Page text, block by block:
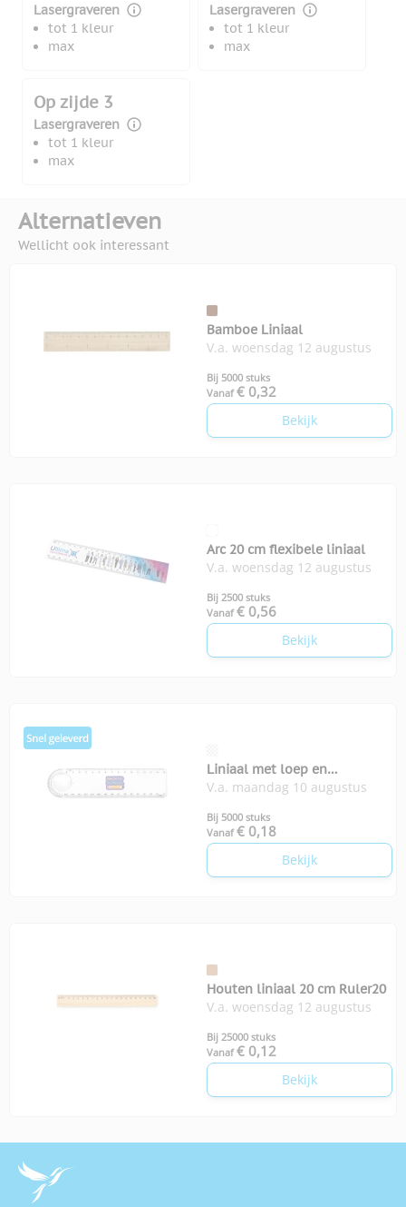
Lasergraveren
tot 1 kleur
max
Lasergraveren
tot 1 kleur
max
Op zijde 3
Lasergraveren
tot 1 kleur
max
Alternatieven
Wellicht ook interessant
Bamboe Liniaal
V.a. woensdag 12 augustus
Bij 5000 stuks
Vanaf € 0,32
Bekijk
Arc 20 cm flexibele liniaal
V.a. woensdag 12 augustus
Bij 2500 stuks
Vanaf € 0,56
Bekijk
Liniaal met loep en
gradenmeter
V.a. maandag 10 augustus
Bij 5000 stuks
Vanaf € 0,18
Bekijk
Houten liniaal 20 cm Ruler20
V.a. woensdag 12 augustus
Bij 25000 stuks
Vanaf € 0,12
Bekijk